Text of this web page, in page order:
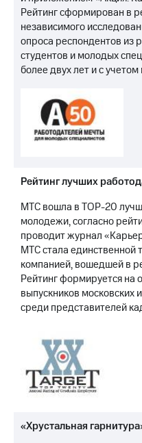
Рейтинг сформирован в
независимого
опроса респондентов из
студентов и молодых
более двух лет и с
Рейтинг лучших
МТС вошла в TOP-20
молодежи, согласно
проводит журнал
МТС стала единственной
компанией, вошедшей в
Рейтинг формируется на
выпускников московских
среди представителей
«Хрустальная